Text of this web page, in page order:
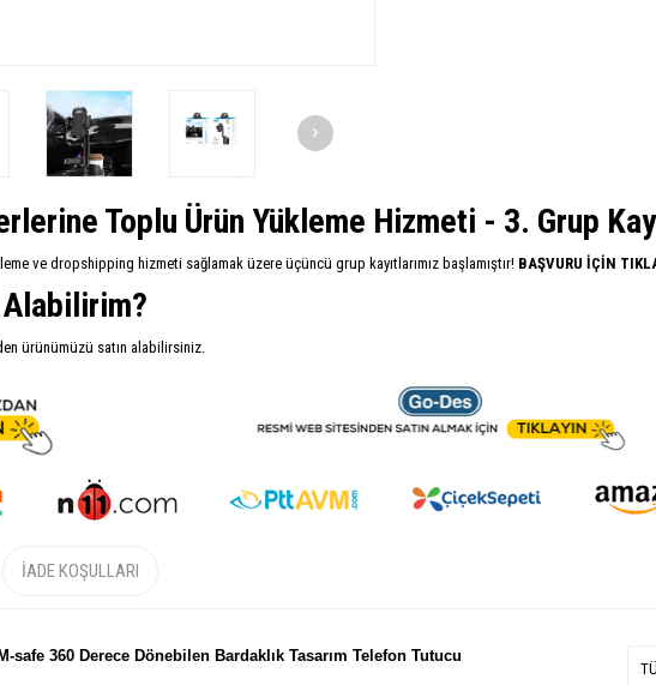
Toplu Ürün Yükleme Hizmeti - 3. Grup
ve dropshipping hizmeti sağlamak üzere üçüncü grup kayıtlarımız başlamıştır! BAŞVURU İÇİN
Alabilirim?
ürünümüzü satın alabilirsiniz.
İADE KOŞULLARI
safe 360 Derece Dönebilen Bardaklık Tasarım Telefon Tutucu